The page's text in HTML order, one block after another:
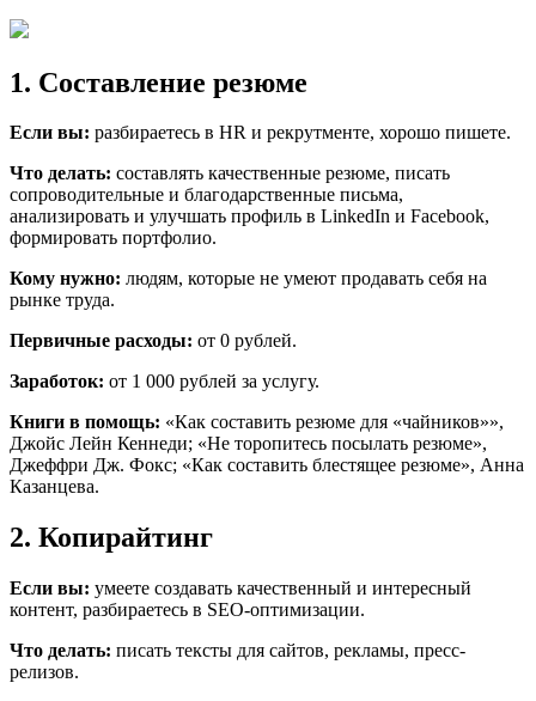
1. Составление резюме
Если вы: разбираетесь в HR и рекрутменте, хорошо пишете.
Что делать: составлять качественные резюме, писать
сопроводительные и благодарственные письма,
анализировать и улучшать профиль в LinkedIn и Facebook,
формировать портфолио.
Кому нужно: людям, которые не умеют продавать себя на
рынке труда.
Первичные расходы: от 0 рублей.
Заработок: от 1 000 рублей за услугу.
Книги в помощь: «Как составить резюме для «чайников»»,
Джойс Лейн Кеннеди; «Не торопитесь посылать резюме»,
Джеффри Дж. Фокс; «Как составить блестящее резюме», Анна
Казанцева.
2. Копирайтинг
Если вы: умеете создавать качественный и интересный
контент, разбираетесь в SEO-оптимизации.
Что делать: писать тексты для сайтов, рекламы, пресс-
релизов.